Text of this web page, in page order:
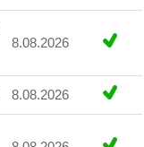
8.08.2026
8.08.2026